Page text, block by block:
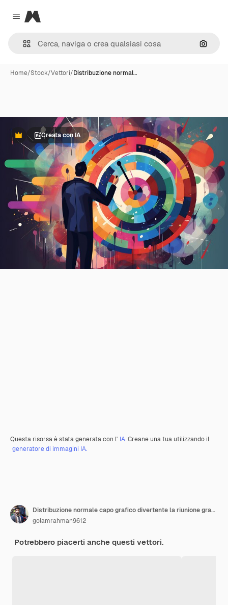
Close menu
Magnific
Cerca
Home/Stock/Vettori/Distribuzione normal…
PremiumCreata con IA
Questa risorsa è stata generata con l' IA. Creane una tua utilizzando il
generatore di immagini IA.
Distribuzione normale capo grafico divertente la riunione grafico casuale deviazione standard media e media
golamrahman9612
Potrebbero piacerti anche questi vettori.